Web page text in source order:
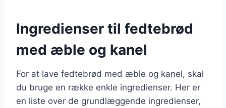
Ingredienser til fedtebrød
med æble og kanel
For at lave fedtebrød med æble og kanel, skal
du bruge en række enkle ingredienser. Her er
en liste over de grundlæggende ingredienser,